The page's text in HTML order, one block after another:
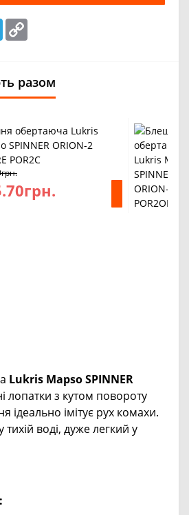
Telegram
разом
обертаюча Lukris
SPINNER ORION-2
POR2C
Lukris Mapso SPINNER
лопатки з кутом повороту
ідеально імітує рух комахи.
воді, дуже легкий у